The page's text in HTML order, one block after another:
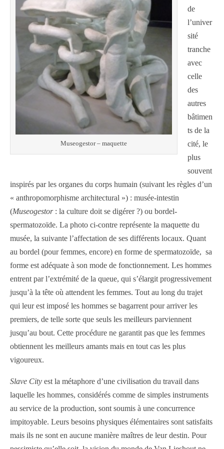
Museogestor – maquette
de
l’univer
sité
tranche
avec
celle
des
autres
bâtimen
ts de la
cité, le
plus
souvent
inspirés par les organes du corps humain (suivant les règles d’un
« anthropomorphisme architectural ») : musée-intestin
(Museogestor: la culture doit se digérer ?) ou bordel-
spermatozoïde. La photo ci-contre représente la maquette du
musée, la suivante l’affectation de ses différents locaux. Quant
au bordel (pour femmes, encore) en forme de spermatozoïde, sa
forme est adéquate à son mode de fonctionnement. Les hommes
entrent par l’extrémité de la queue, qui s’élargit progressivement
jusqu’à la tête où attendent les femmes. Tout au long du trajet
qui leur est imposé les hommes se bagarrent pour arriver les
premiers, de telle sorte que seuls les meilleurs parviennent
jusqu’au bout. Cette procédure ne garantit pas que les femmes
obtiennent les meilleurs amants mais en tout cas les plus
vigoureux.
Slave City est la métaphore d’une civilisation du travail dans
laquelle les hommes, considérés comme de simples instruments
au service de la production, sont soumis à une concurrence
impitoyable. Leurs besoins physiques élémentaires sont satisfaits
mais ils ne sont en aucune manière maîtres de leur destin. Pour